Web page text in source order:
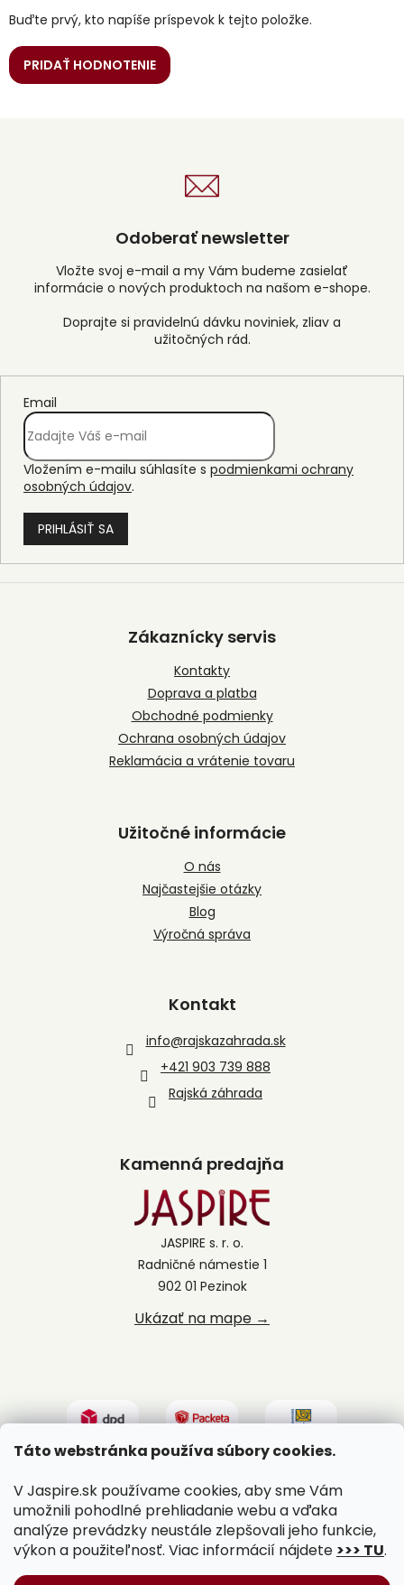
Táto webstránka používa súbory cookies.
V Jaspire.sk používame cookies, aby sme Vám
umožnili pohodlné prehliadanie webu a vďaka
analýze prevádzky neustále zlepšovali jeho funkcie,
výkon a použiteľnosť. Viac informácií nájdete >>> TU.
Buďte prvý, kto napíše príspevok k tejto položke.
PRIDAŤ HODNOTENIE
Odoberať newsletter
Vložte svoj e-mail a my Vám budeme zasielať
informácie o nových produktoch na našom e-shope.
Email
Vložením e-mailu súhlasíte s podmienkami ochrany
osobných údajov.
PRIHLÁSIŤ SA
Z
Zákaznícky servis
Kontakty
Doprava a platba
Obchodné podmienky
Ochrana osobných údajov
Reklamácia a vrátenie tovaru
Užitočné informácie
O nás
Najčastejšie otázky
Blog
Výročná správa
Kontakt
info@rajskazahrada.sk
+421 903 739 888
Rajská záhrada
Kamenná predajňa
JASPIRE s. r. o.
Radničné námestie 1
902 01 Pezinok
Ukázať na mape →